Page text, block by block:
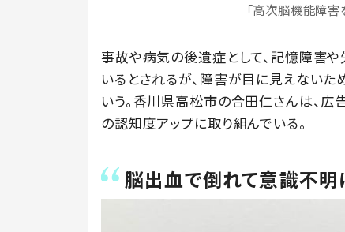
「高次脳機能障害
事故や病気の後遺症として、記憶障害
いるとされるが、障害が目に見えない
いう。香川県高松市の合田仁さんは、
の認知度アップに取り組んでいる。
脳出血で倒れて意識不明